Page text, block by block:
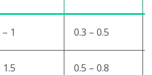
1 0.3 – 0.5
1.5 0.5 – 0.8